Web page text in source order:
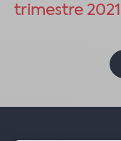
trimestre 2021